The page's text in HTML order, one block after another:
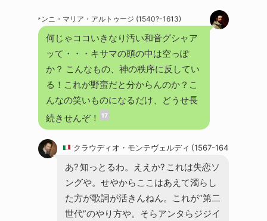
ジョヴァンニ・マリア・アルトゥージ (1540?-1613)
何じゃココいきなり汚い和音グシャア
ッて・・・キサマの頭の中は空っぽ
か？ こんなもの、神の秩序に反してい
る！これが野蛮だと分からんのか？こ
んなの笑いものになるだけ、どうせ長
続きせんぞ！ 17
クラウディオ・モンテヴェルディ (1567-1643)
あ? 知っとるわ。ええか? これは失恋ソ
ングや。せやからここはあえて濁らし
た方が歌詞が活きんねん。これが“第二
世代”のやり方や。そらアンタらジジイ